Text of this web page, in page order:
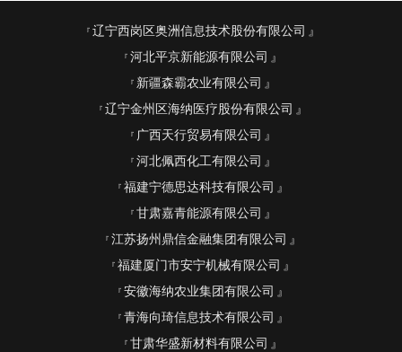
辽宁西岗区奥洲信息技术股份有限公司
河北平京新能源有限公司
新疆森霸农业有限公司
辽宁金州区海纳医疗股份有限公司
广西天行贸易有限公司
河北佩西化工有限公司
福建宁德思达科技有限公司
甘肃嘉青能源有限公司
江苏扬州鼎信金融集团有限公司
福建厦门市安宁机械有限公司
安徽海纳农业集团有限公司
青海向琦信息技术有限公司
甘肃华盛新材料有限公司